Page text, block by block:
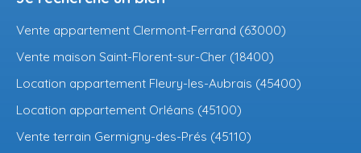
Vente appartement Clermont-Ferrand (63000)
Vente maison Saint-Florent-sur-Cher (18400)
Location appartement Fleury-les-Aubrais (45400)
Location appartement Orléans (45100)
Vente terrain Germigny-des-Prés (45110)